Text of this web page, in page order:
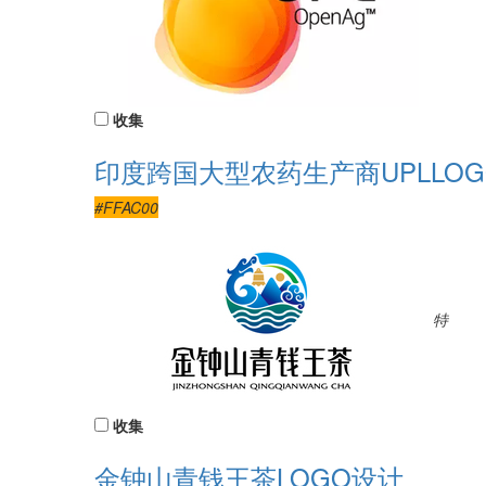
收集
印度跨国大型农药生产商
#FFAC00
特
收集
金钟山青钱王茶LOGO设计